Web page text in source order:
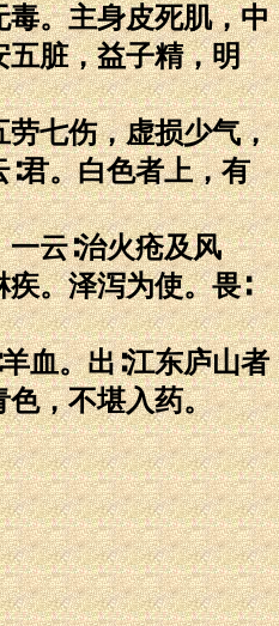
。主身皮死肌，中
五脏，益子精，明
七伤，虚损少气，
君。白色者上，有
云∶治火疮及风
。泽泻为使。畏∶
血。出∶江东庐山者
色，不堪入药。